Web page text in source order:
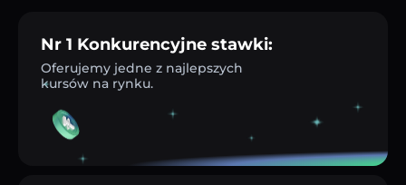
Nr 1 Konkurencyjne stawki:
Oferujemy jedne z najlepszych
kursów na rynku.